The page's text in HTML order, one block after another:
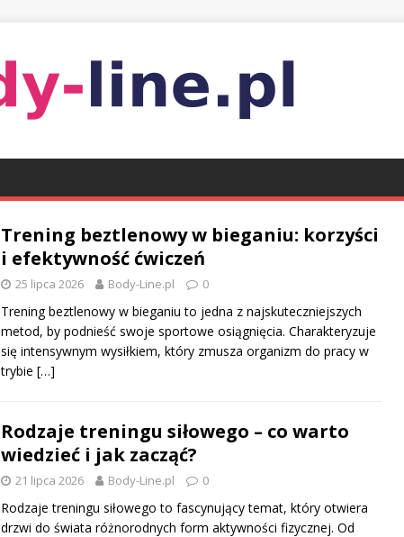
Trening beztlenowy w bieganiu: korzyści
i efektywność ćwiczeń
25 lipca 2026 Body-Line.pl 0
Trening beztlenowy w bieganiu to jedna z najskuteczniejszych
metod, by podnieść swoje sportowe osiągnięcia. Charakteryzuje
się intensywnym wysiłkiem, który zmusza organizm do pracy w
trybie […]
Rodzaje treningu siłowego – co warto
wiedzieć i jak zacząć?
21 lipca 2026 Body-Line.pl 0
Rodzaje treningu siłowego to fascynujący temat, który otwiera
drzwi do świata różnorodnych form aktywności fizycznej. Od